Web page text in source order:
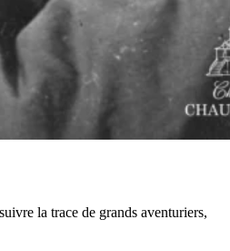
la trace de grands aventuriers,